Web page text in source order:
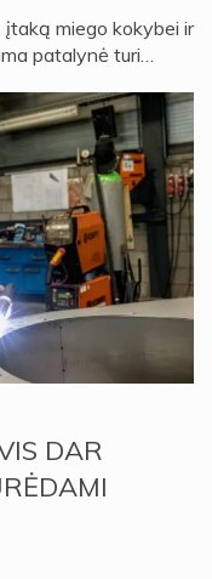
įtaką miego kokybei ir
patalynė turi…
DAR